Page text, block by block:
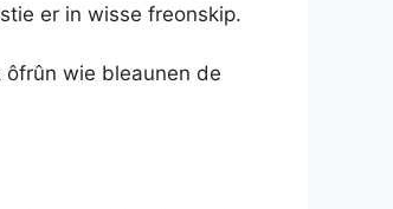
er in wisse freonskip.
wie bleaunen de